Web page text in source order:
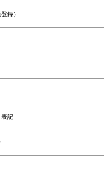
録）
記